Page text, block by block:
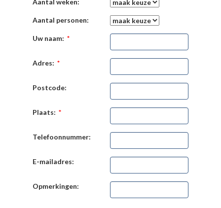
Aantal weken:
Aantal personen:
Uw naam: *
Adres: *
Postcode:
Plaats: *
Telefoonnummer:
E-mailadres:
Opmerkingen: